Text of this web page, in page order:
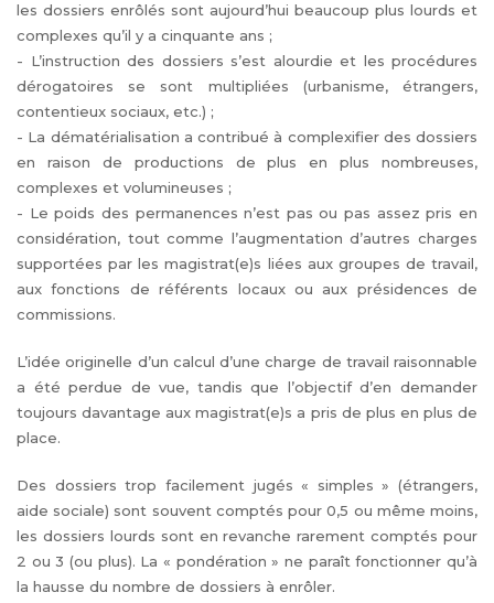
les dossiers enrôlés sont aujourd’hui beaucoup plus lourds et
complexes qu’il y a cinquante ans ;
- L’instruction des dossiers s’est alourdie et les procédures
dérogatoires se sont multipliées (urbanisme, étrangers,
contentieux sociaux, etc.) ;
- La dématérialisation a contribué à complexifier des dossiers
en raison de productions de plus en plus nombreuses,
complexes et volumineuses ;
- Le poids des permanences n’est pas ou pas assez pris en
considération, tout comme l’augmentation d’autres charges
supportées par les magistrat(e)s liées aux groupes de travail,
aux fonctions de référents locaux ou aux présidences de
commissions.
L’idée originelle d’un calcul d’une charge de travail raisonnable
a été perdue de vue, tandis que l’objectif d’en demander
toujours davantage aux magistrat(e)s a pris de plus en plus de
place.
Des dossiers trop facilement jugés « simples » (étrangers,
aide sociale) sont souvent comptés pour 0,5 ou même moins,
les dossiers lourds sont en revanche rarement comptés pour
2 ou 3 (ou plus). La « pondération » ne paraît fonctionner qu’à
la hausse du nombre de dossiers à enrôler.